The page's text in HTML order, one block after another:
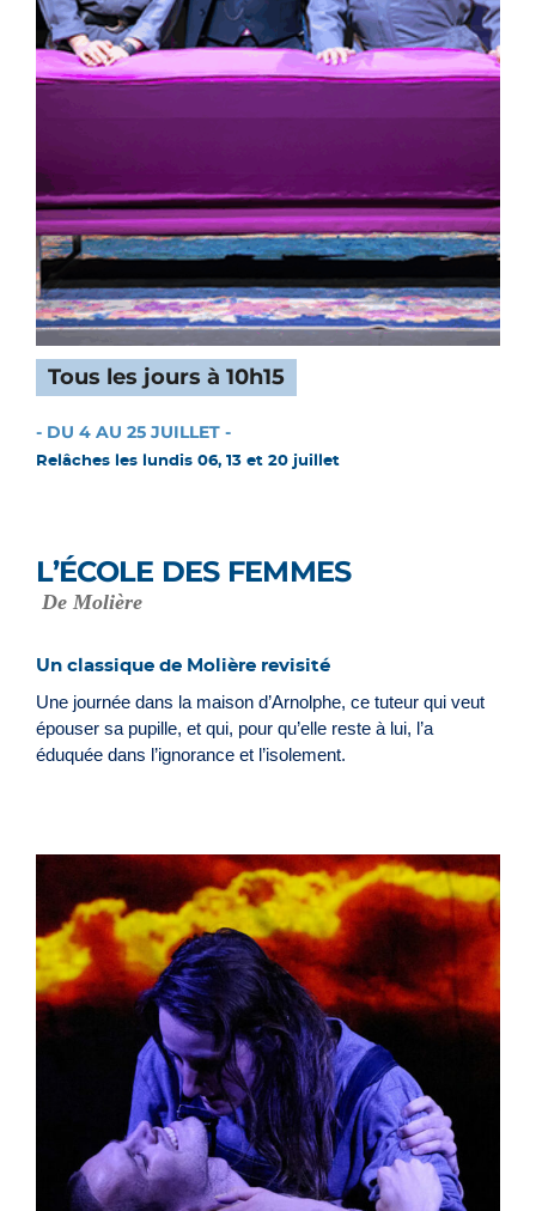
Tous les jours à 10h15
- DU 4 AU 25 JUILLET -
Relâches les lundis 06, 13 et 20 juillet
L’ÉCOLE DES FEMMES
De Molière
Un classique de Molière revisité
Une journée dans la maison d’Arnolphe, ce tuteur qui veut
épouser sa pupille, et qui, pour qu’elle reste à lui, l’a
éduquée dans l’ignorance et l’isolement.